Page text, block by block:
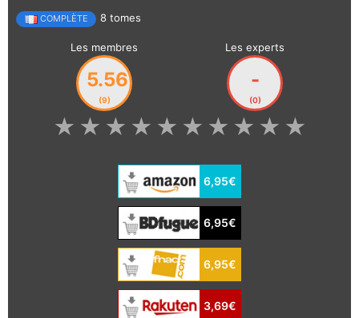
COMPLÈTE 8 tomes
Les membres
5.56
(9)
Les experts
-
(0)
★
★
★
★
★
★
★
★
★
★
6,95€
6,95€
6,95€
3,69€